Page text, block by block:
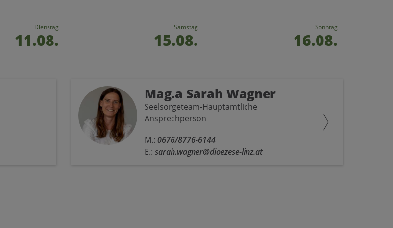
Dienstag
11.08.
Samstag
15.08.
Sonntag
16.08.
Mag.a Sarah Wagner
Seelsorgeteam-Hauptamtliche
Ansprechperson
M.: 0676/8776-6144
E.: sarah.wagner@dioezese-linz.at